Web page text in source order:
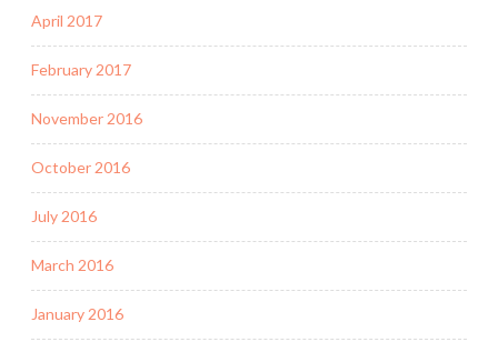
April 2017
February 2017
November 2016
October 2016
July 2016
March 2016
January 2016